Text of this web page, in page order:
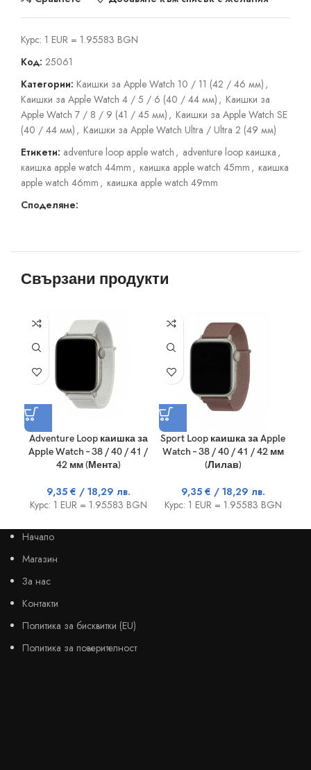
Курс: 1 EUR = 1.95583 BGN
Код: 25061
Категории: Каишки за Apple Watch 10 / 11 (42 / 46 мм) ,
Каишки за Apple Watch 4 / 5 / 6 (40 / 44 мм) , Каишки за
Apple Watch 7 / 8 / 9 (41 / 45 мм) , Каишки за Apple Watch SE
(40 / 44 мм) , Каишки за Apple Watch Ultra / Ultra 2 (49 мм)
Етикети: adventure loop apple watch , adventure loop каишка ,
каишка apple watch 44mm , каишка apple watch 45mm , каишка
apple watch 46mm , каишка apple watch 49mm
Споделяне:
Свързани продукти
Adventure Loop каишка за
Apple Watch – 38 / 40 / 41 /
42 мм (Мента)
9,35 € / 18,29 лв.
Курс: 1 EUR = 1.95583 BGN
Sport Loop каишка за Apple
Watch – 38 / 40 / 41 / 42 мм
(Лилав)
9,35 € / 18,29 лв.
Курс: 1 EUR = 1.95583 BGN
Начало
Магазин
За нас
Контакти
Политика за бисквитки (EU)
Политика за поверителност